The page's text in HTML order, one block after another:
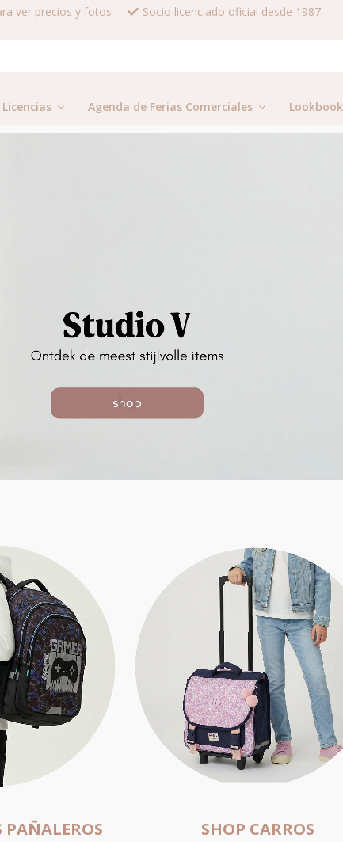
ver precios y fotos Socio licenciado oficial desde 1987
Licencias Agenda de Ferias Comerciales Lookbook
PAÑALEROS SHOP CARROS